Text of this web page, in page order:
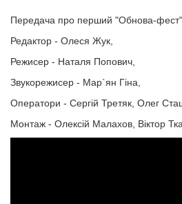
Передача про перший "Обнова-
Редактор - Олеся Жук,
Режисер - Наталя Попович,
Звукорежисер - Мар`ян Гіна,
Оператори - Сергій Третяк, Олег
Монтаж - Олексій Малахов, Віктор